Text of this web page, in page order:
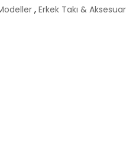
, Erkek Takı & Aksesuar